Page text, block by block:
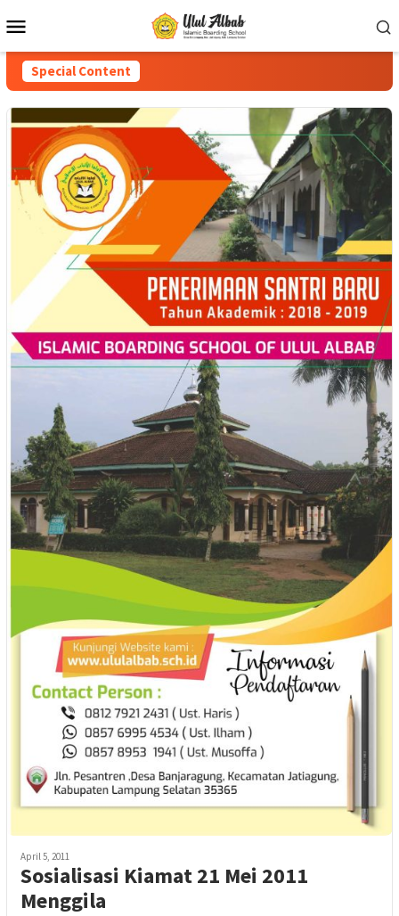
Special Content
April 5, 2011
Sosialisasi Kiamat 21 Mei 2011
Menggila